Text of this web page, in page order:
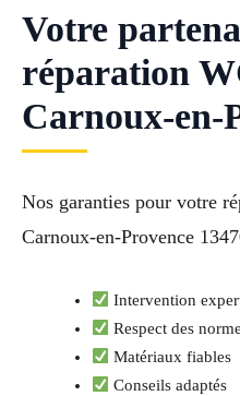
Votre
réparation
Carnoux-en-
Nos garanties pour votre
Carnoux-en-Provence
Intervention
Respect des
Matériaux fiables
Conseils adaptés